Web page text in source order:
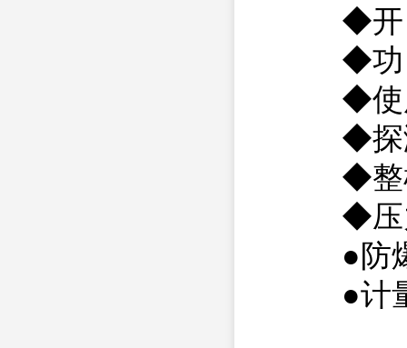
◆开 关
◆功
◆使用
◆探测
◆整机
◆压力
●防爆
●计量